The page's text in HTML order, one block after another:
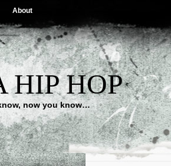
About
HIP HOP
now you know…